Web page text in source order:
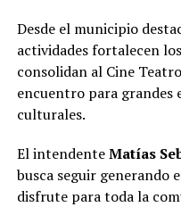
Desde el municipio
actividades fortalecen
consolidan al Cine
encuentro para grandes
culturales.
El intendenteMatías
busca seguir generando
disfrute para toda la